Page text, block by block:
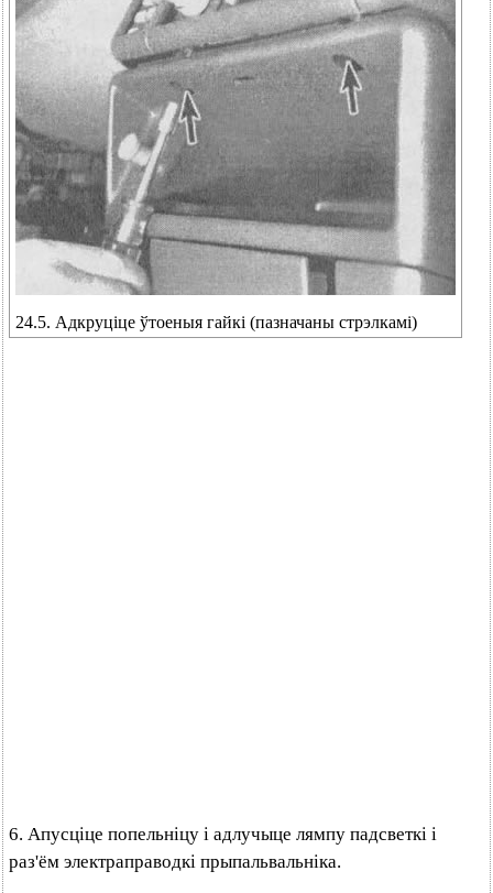
24.5. Адкруціце ўтоеныя гайкі (пазначаны стрэлкамі)
6. Апусціце попельніцу і адлучыце лямпу падсветкі і
раз'ём электраправодкі прыпальвальніка.